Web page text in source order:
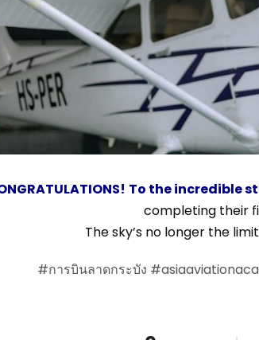
To the incredible
completing their
The sky’s no longer the
#การบินลาดกระบัง